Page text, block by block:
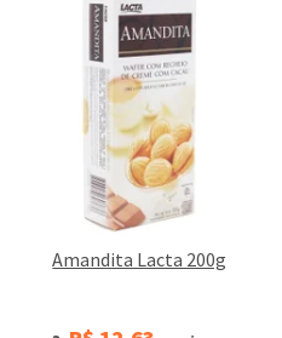
Amandita Lacta 200g